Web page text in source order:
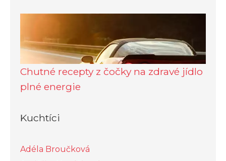
Chutné recepty z čočky na zdravé jídlo
plné energie
Kuchtíci
Adéla Broučková